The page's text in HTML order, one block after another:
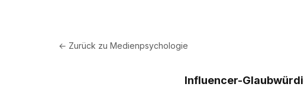
← Zurück zuMedienpsychologie
Influencer-